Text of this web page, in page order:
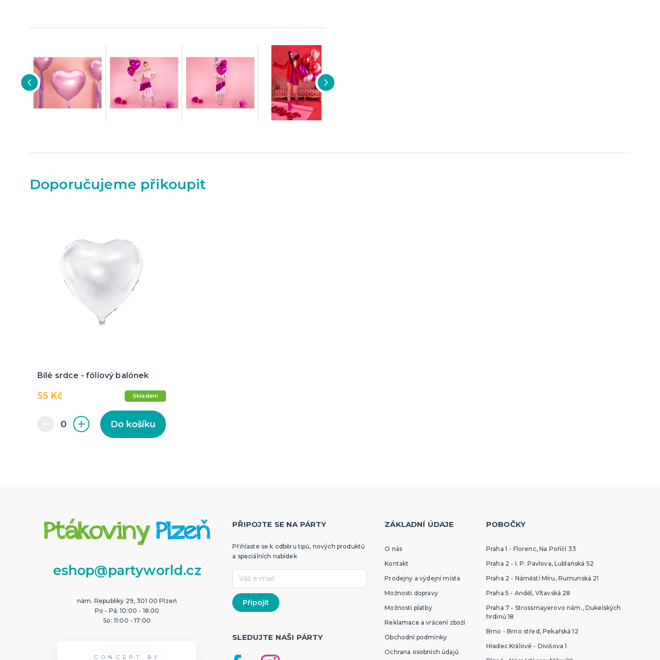
Doporučujeme přikoupit
Bílé srdce - fóliový balónek
55 Kč Skladem
Do košíku
eshop@partyworld.cz
nám. Republiky 29, 301 00 Plzeň
Po - Pá: 10:00 - 18:00
So: 11:00 - 17:00
CONCEPT BY
PŘIPOJTE SE NA PÁRTY
Přihlaste se k odběru tipů, nových produktů
a speciálních nabídek
SLEDUJTE NAŠI PÁRTY
ZÁKLADNÍ ÚDAJE
O nás
Kontakt
Prodejny a výdejní místa
Možnosti dopravy
Možnosti platby
Reklamace a vrácení zboží
Obchodní podmínky
Ochrana osobních údajů
POBOČKY
Praha 1 - Florenc, Na Poříčí 33
Praha 2 - I. P. Pavlova, Lublaňská 52
Praha 2 - Náměstí Míru, Rumunská 21
Praha 5 - Anděl, Vltavská 28
Praha 7 - Strossmayerovo nám., Dukelských
hrdinů 18
Brno - Brno střed, Pekařská 12
Hradec Králové - Divišova 1